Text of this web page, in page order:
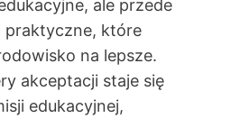
ale przede
praktyczne, które
na lepsze.
akceptacji staje się
edukacyjnej,